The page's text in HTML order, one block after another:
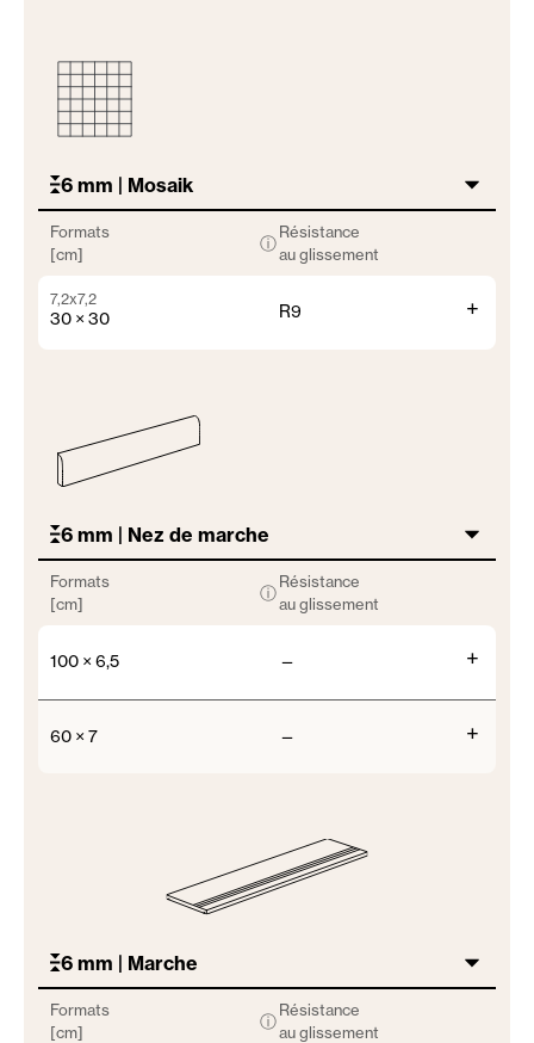
6 mm | Mosaik
Formats
[cm]
Résistance
au glissement
ⓘ
7,2x7,2
30 × 30 R9 +
6 mm | Nez de marche
Formats
[cm]
Résistance
au glissement
ⓘ
100 × 6,5 — +
60 × 7 — +
6 mm | Marche
Formats
[cm]
Résistance
au glissement
ⓘ